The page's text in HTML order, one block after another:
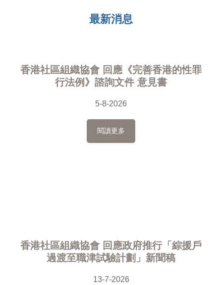
最新消息
香港社區組織協會 回應《完善香港的性罪
行法例》諮詢文件 意見書
5-8-2026
閱讀更多
香港社區組織協會 回應政府推行「綜援戶
過渡至職津試驗計劃」新聞稿
13-7-2026